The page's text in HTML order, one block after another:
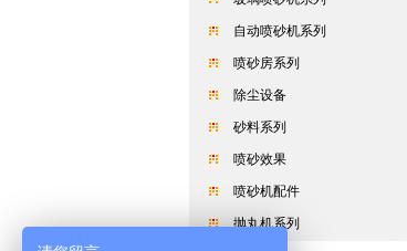
自动喷砂机系列
喷砂房系列
除尘设备
砂料系列
喷砂效果
喷砂机配件
抛丸机系列